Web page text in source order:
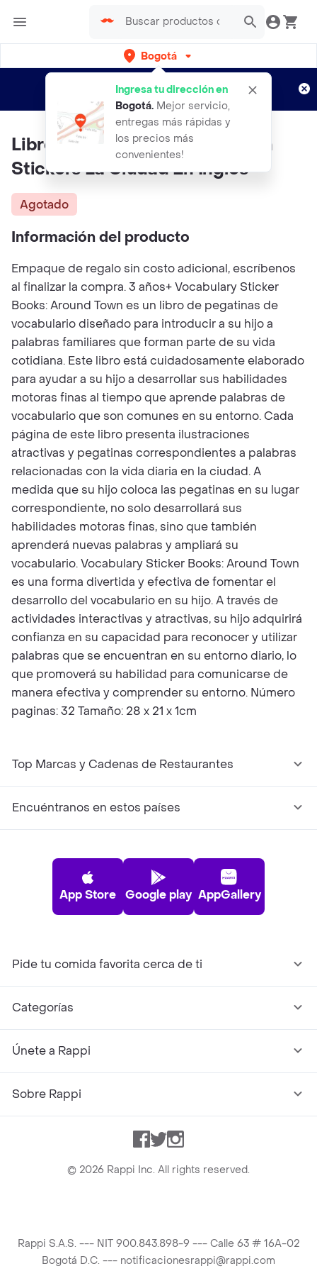
Bogotá
Ingresa tu dirección en
Bogotá. Mejor servicio,
entregas más rápidas y
los precios más
convenientes!
envíos gratis por semanas
Aplican TyC
Libro Kumon Acti Vida Des Con
Stickers La Ciudad En Ingles
Agotado
Información del producto
Empaque de regalo sin costo adicional, escríbenos
al finalizar la compra. 3 años+ Vocabulary Sticker
Books: Around Town es un libro de pegatinas de
vocabulario diseñado para introducir a su hijo a
palabras familiares que forman parte de su vida
cotidiana. Este libro está cuidadosamente elaborado
para ayudar a su hijo a desarrollar sus habilidades
motoras finas al tiempo que aprende palabras de
vocabulario que son comunes en su entorno. Cada
página de este libro presenta ilustraciones
atractivas y pegatinas correspondientes a palabras
relacionadas con la vida diaria en la ciudad. A
medida que su hijo coloca las pegatinas en su lugar
correspondiente, no solo desarrollará sus
habilidades motoras finas, sino que también
aprenderá nuevas palabras y ampliará su
vocabulario. Vocabulary Sticker Books: Around Town
es una forma divertida y efectiva de fomentar el
desarrollo del vocabulario en su hijo. A través de
actividades interactivas y atractivas, su hijo adquirirá
confianza en su capacidad para reconocer y utilizar
palabras que se encuentran en su entorno diario, lo
que promoverá su habilidad para comunicarse de
manera efectiva y comprender su entorno. Número
paginas: 32 Tamaño: 28 x 21 x 1cm
Top Marcas y Cadenas de Restaurantes
Encuéntranos en estos países
App Store Google play AppGallery
Pide tu comida favorita cerca de ti
Categorías
Únete a Rappi
Sobre Rappi
Facebook
TwitterInstagram
© 2026 Rappi Inc. All rights reserved.
Rappi S.A.S. --- NIT 900.843.898-9 --- Calle 63 # 16A-02
Bogotá D.C. --- notificacionesrappi@rappi.com